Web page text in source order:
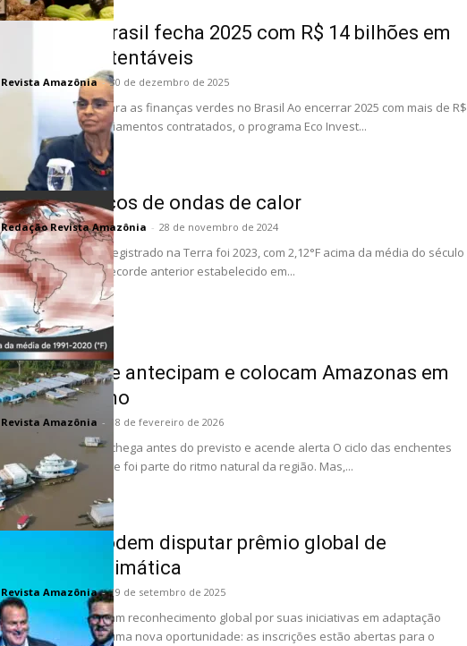
Eco Invest Brasil fecha 2025 com R$ 14 bilhões em
projetos sustentáveis
Revista Amazônia - 30 de dezembro de 2025
Um novo patamar para as finanças verdes no Brasil Ao encerrar 2025 com mais de R$
14 bilhões em financiamentos contratados, o programa Eco Invest...
Pontos críticos de ondas de calor
Redação Revista Amazônia - 28 de novembro de 2024
O ano mais quente registrado na Terra foi 2023, com 2,12°F acima da média do século
XX. Isso superou o recorde anterior estabelecido em...
Enchentes se antecipam e colocam Amazonas em
alerta máximo
Revista Amazônia - 18 de fevereiro de 2026
Pico das enchentes chega antes do previsto e acende alerta O ciclo das enchentes
no Amazonas sempre foi parte do ritmo natural da região. Mas,...
Empresas podem disputar prêmio global de
resiliência climática
Revista Amazônia - 19 de setembro de 2025
Empresas que buscam reconhecimento global por suas iniciativas em adaptação
climática agora têm uma nova oportunidade: as inscrições estão abertas para o